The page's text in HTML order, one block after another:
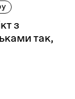
з
так,